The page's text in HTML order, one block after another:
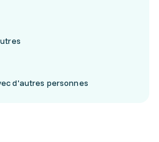
d'autres personnes